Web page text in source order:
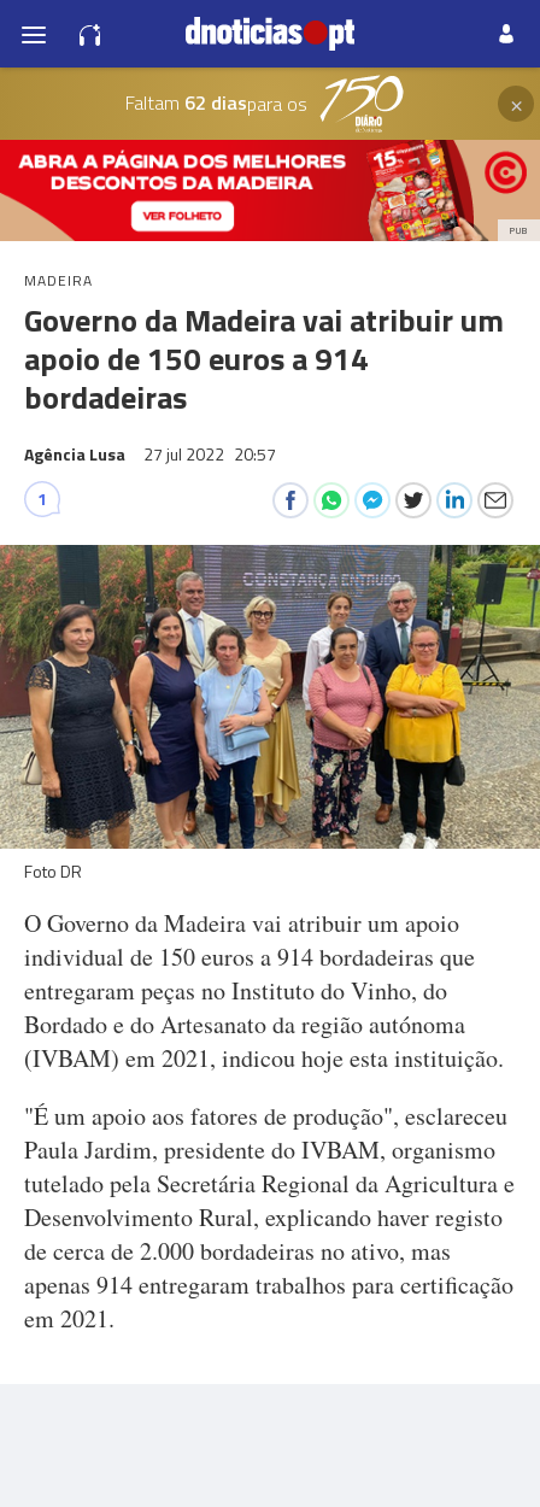
Faltam 62 diaspara os ×
PUB
MADEIRA
Governo da Madeira vai atribuir um
apoio de 150 euros a 914
bordadeiras
Agência Lusa 27 jul 2022 20:57
1
Foto DR
O Governo da Madeira vai atribuir um apoio
individual de 150 euros a 914 bordadeiras que
entregaram peças no Instituto do Vinho, do
Bordado e do Artesanato da região autónoma
(IVBAM) em 2021, indicou hoje esta instituição.
"É um apoio aos fatores de produção", esclareceu
Paula Jardim, presidente do IVBAM, organismo
tutelado pela Secretária Regional da Agricultura e
Desenvolvimento Rural, explicando haver registo
de cerca de 2.000 bordadeiras no ativo, mas
apenas 914 entregaram trabalhos para certificação
em 2021.